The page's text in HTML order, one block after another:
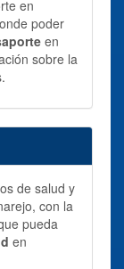
en
poder
en
sobre la
de salud y
con la
pueda
en